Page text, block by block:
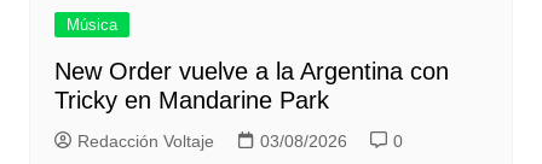
Música
New Order vuelve a la Argentina con
Tricky en Mandarine Park
Redacción Voltaje 03/08/2026 0